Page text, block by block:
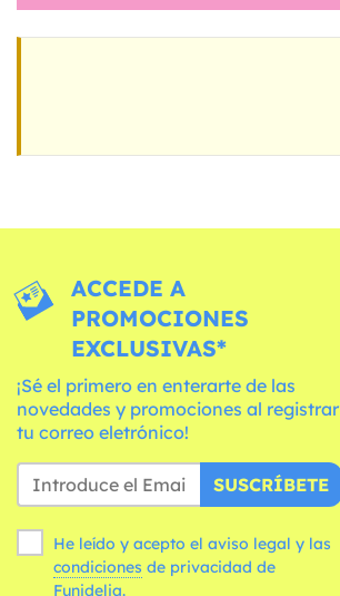
ACCEDE A
PROMOCIONES
EXCLUSIVAS*
¡Sé el primero en enterarte de las
novedades y promociones al registrar
tu correo eletrónico!
SUSCRÍBETE
He leído y acepto el aviso legal y las
condiciones
Funidelia.